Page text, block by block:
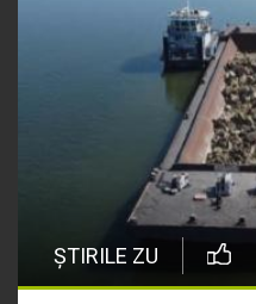
ȘTIRILE ZU